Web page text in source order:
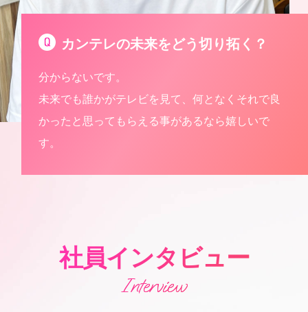
カンテレの未来をどう切り拓く？
分からないです。
未来でも誰かがテレビを見て、何となくそれで良
かったと思ってもらえる事があるなら嬉しいで
す。
社員インタビュー
Interview